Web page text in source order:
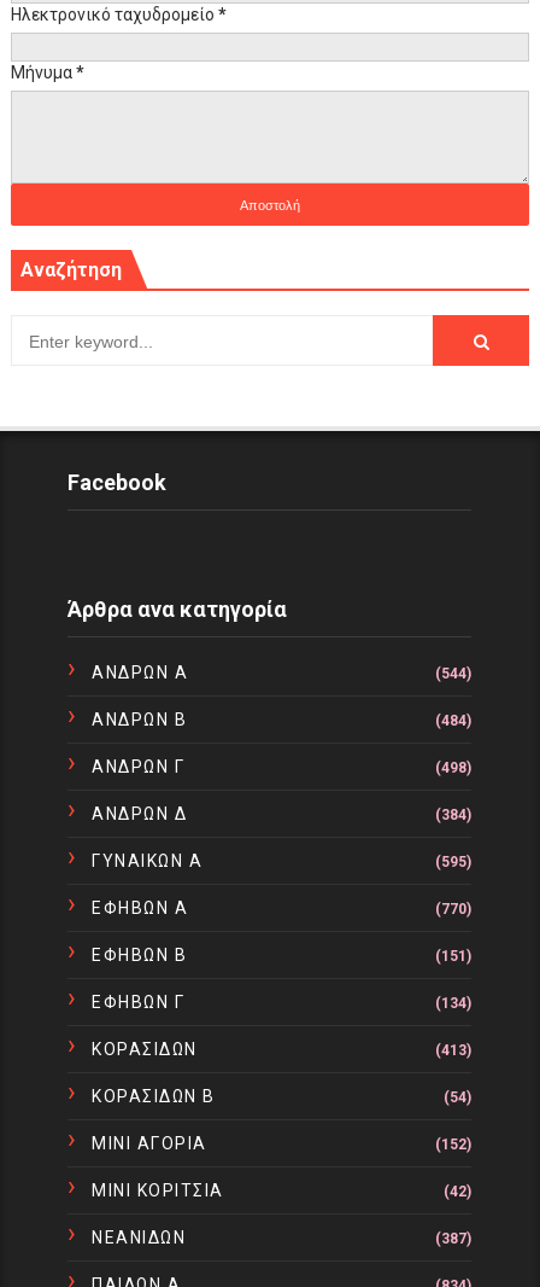
Ηλεκτρονικό ταχυδρομείο *
Μήνυμα*
Αναζήτηση
Facebook
Άρθρα ανα κατηγορία
ΑΝΔΡΩΝ Α (544)
ΑΝΔΡΩΝ Β (484)
ΑΝΔΡΩΝ Γ (498)
ΑΝΔΡΩΝ Δ (384)
ΓΥΝΑΙΚΩΝ Α (595)
ΕΦΗΒΩΝ Α (770)
ΕΦΗΒΩΝ Β (151)
ΕΦΗΒΩΝ Γ (134)
ΚΟΡΑΣΙΔΩΝ (413)
ΚΟΡΑΣΙΔΩΝ Β (54)
ΜΙΝΙ ΑΓΟΡΙΑ (152)
ΜΙΝΙ ΚΟΡΙΤΣΙΑ (42)
ΝΕΑΝΙΔΩΝ (387)